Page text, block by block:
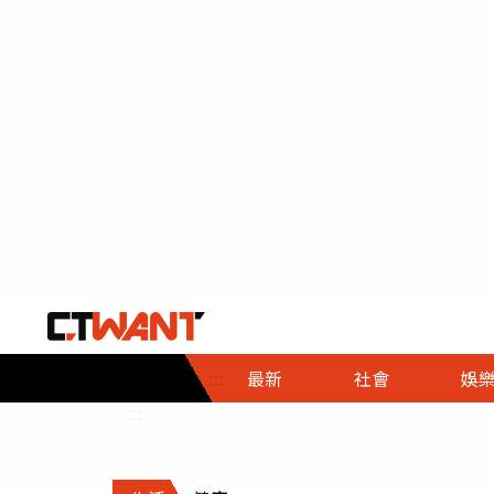
::: 最新 社會
社會首頁
時事
調查
娛樂
娛樂首頁
即時
財經首頁
熱線
政